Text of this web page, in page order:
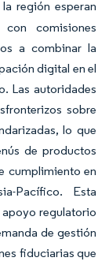
región esperan
comisiones
a combinar la
digital en el
Las autoridades
sobre
lo que
de productos
cumplimiento en
Pacífico. Esta
regulatorio
de gestión
fiduciarias que